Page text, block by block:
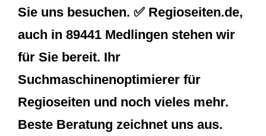
Sie uns besuchen. ✅ Regioseiten.de,
auch in 89441 Medlingen stehen wir
für Sie bereit. Ihr
Suchmaschinenoptimierer für
Regioseiten und noch vieles mehr.
Beste Beratung zeichnet uns aus.